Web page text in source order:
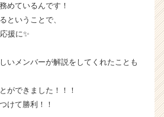
（C
めているんです！
ということで、
援に✨
いメンバーが解説をしてくれたことも
ができました！！！
けて勝利！！